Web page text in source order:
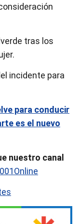
tras los
incidente para
para conducir
es el nuevo
nuestro canal